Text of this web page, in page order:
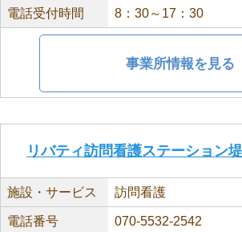
電話受付時間 8：30～17：30
事業所情報を見る
リバティ訪問看護ステーション堤
施設・サービス 訪問看護
電話番号 070-5532-2542